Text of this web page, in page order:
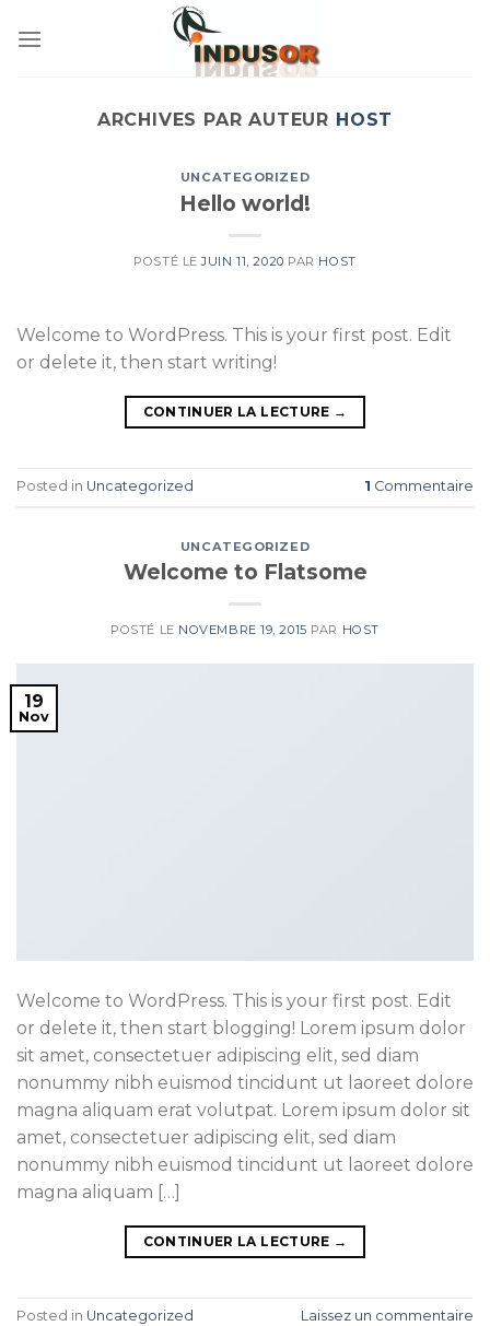
ARCHIVES PAR AUTEUR HOST
UNCATEGORIZED
Hello world!
POSTÉ LEJUIN 11, 2020 PAR HOST
Welcome to WordPress. This is your first post. Edit
or delete it, then start writing!
CONTINUER LA LECTURE →
Posted in Uncategorized 1 Commentaire
UNCATEGORIZED
Welcome to Flatsome
POSTÉ LE NOVEMBRE 19, 2015 PAR HOST
19
Nov
Welcome to WordPress. This is your first post. Edit
or delete it, then start blogging! Lorem ipsum dolor
sit amet, consectetuer adipiscing elit, sed diam
nonummy nibh euismod tincidunt ut laoreet dolore
magna aliquam erat volutpat. Lorem ipsum dolor sit
amet, consectetuer adipiscing elit, sed diam
nonummy nibh euismod tincidunt ut laoreet dolore
magna aliquam […]
CONTINUER LA LECTURE →
Posted in Uncategorized Laissez un commentaire